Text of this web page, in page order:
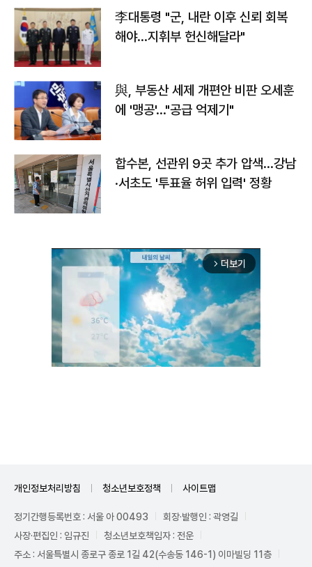
李대통령 "군, 내란 이후 신뢰 회복
해야…지휘부 헌신해달라"
與, 부동산 세제 개편안 비판 오세훈
에 '맹공'…"공급 억제기"
합수본, 선관위 9곳 추가 압색…강남
·서초도 '투표율 허위 입력' 정황
arrow_forward_ios 더보기
개인정보처리방침 청소년보호정책 사이트맵
정기간행등록번호 : 서울 아 00493
회장·발행인 : 곽영길
사장·편집인 : 임규진
청소년보호책임자 : 전운
주소 : 서울특별시 종로구 종로 1길 42(수송동 146-1) 이마빌딩 11층